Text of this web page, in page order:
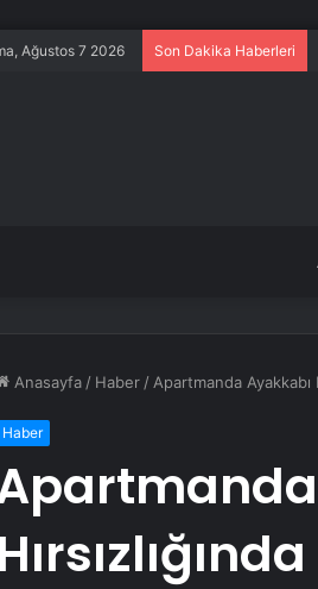
Ağustos 7 2026 Son Dakika Haberleri
Anasayfa / Haber / Apartmanda Ayakkabı
Haber